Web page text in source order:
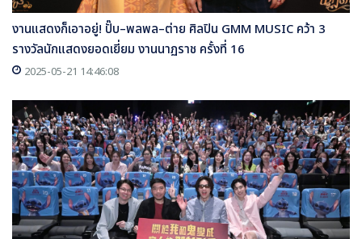
งานแสดงก็เอาอยู่! ปั๊บ–พลพล–ต่าย ศิลปิน GMM MUSIC คว้า 3
รางวัลนักแสดงยอดเยี่ยม งานนาฏราช ครั้งที่ 16
2025-05-21 14:46:08